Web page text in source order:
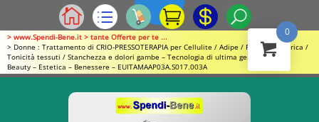
> www.Spendi-Bene.it > tante Offerte per te ...
> Donne : Trattamento di CRIO-PRESSOTERAPIA per Cellulite / Adipe / Ritenzione idrica /
Tonicità tessuti / Stanchezza e dolori gambe – Tecnologia di ultima generazione //
Beauty – Estetica – Benessere – EUITAMAAP03A.S017.003A
0